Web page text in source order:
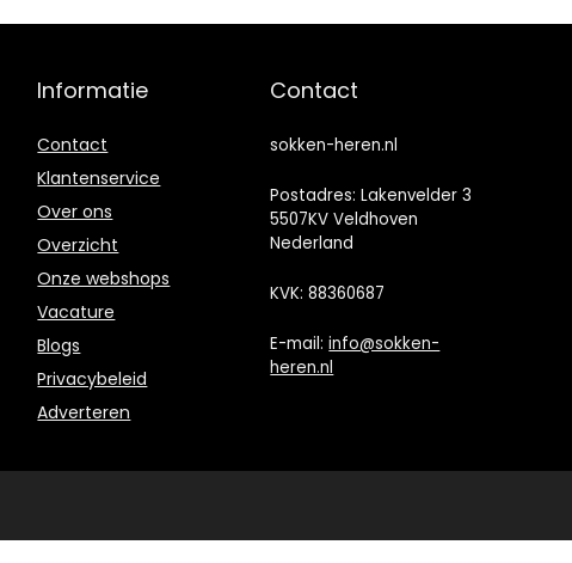
Informatie
Contact
Klantenservice
Over ons
Overzicht
Onze webshops
Vacature
Blogs
Privacybeleid
Adverteren
Contact
sokken-heren.nl
Postadres: Lakenvelder 3
5507KV Veldhoven
Nederland
KVK: 88360687
E-mail:info@sokken-
heren.nl